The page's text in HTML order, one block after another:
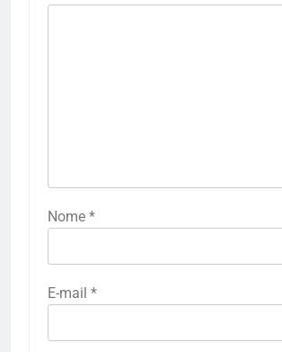
Nome *
E-mail *